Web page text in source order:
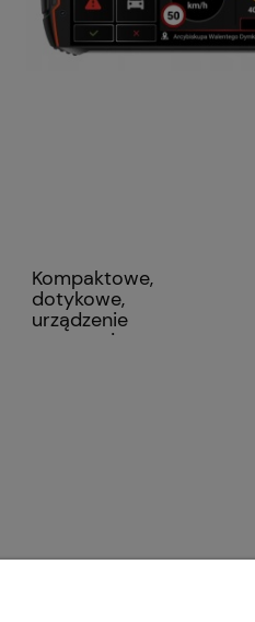
Kompaktowe,
dotykowe,
urządzenie
ostrzegające